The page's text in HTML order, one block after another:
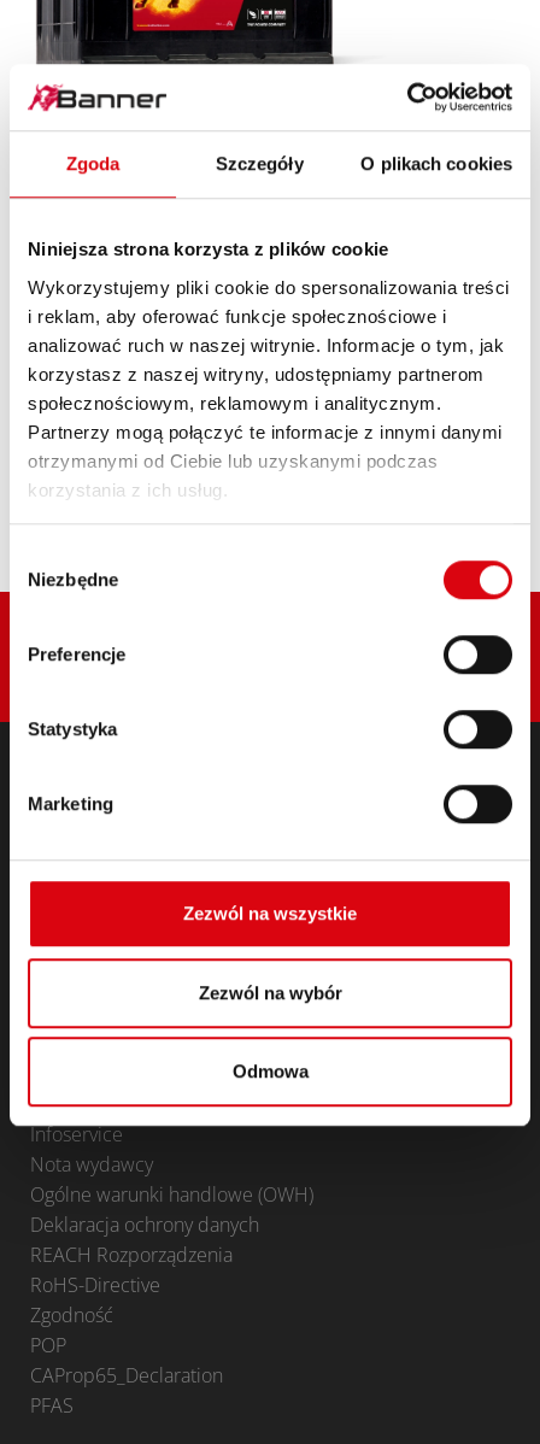
Zgoda Szczegóły O plikach cookies
Niniejsza strona korzysta z plików cookie
Wykorzystujemy pliki cookie do spersonalizowania treści
i reklam, aby oferować funkcje społecznościowe i
analizować ruch w naszej witrynie. Informacje o tym, jak
korzystasz z naszej witryny, udostępniamy partnerom
społecznościowym, reklamowym i analitycznym.
Partnerzy mogą połączyć te informacje z innymi danymi
otrzymanymi od Ciebie lub uzyskanymi podczas
korzystania z ich usług.
zgody
Niezbędne
Preferencje
Statystyka
Marketing
Zezwól na wszystkie
Zezwól na wybór
Odmowa
Buffalo Bull SLI
610 11
Wizytówka markowej jakości Banner. Oryginalna jakość
części zamiennych (OE).
SZCZEGÓŁY PRODUKTU >
Kup ten akumulator:
PRZEDSTAWICIEL HANDLOWY I SERWIS
MONTAŻOWY >
PRODUKTY
Oprzyrządowanie do samochodów osobowych i
Akumulatory trakcyjne, semi-trakcyjne & Standby
Akumulatory trakcyjne, semi-trakcyjne & Standby
Traktion
Dziedziny zastosowań
KONTAKT
Infoservice
Nota wydawcy
Ogólne warunki handlowe (OWH)
Deklaracja ochrony danych
REACH Rozporządzenia
RoHS-Directive
Zgodność
POP
CAProp65_Declaration
PFAS